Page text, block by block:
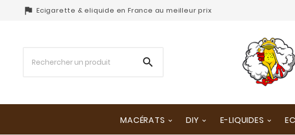
 Ecigarette & eliquide en France au meilleur prix

MACÉRATS DIY E-LIQUIDES